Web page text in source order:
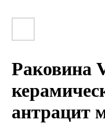
Раковина
антрацит